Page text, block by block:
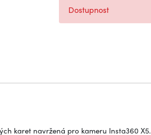
Dostupnost
karet navržená pro kameru Insta360 X5.